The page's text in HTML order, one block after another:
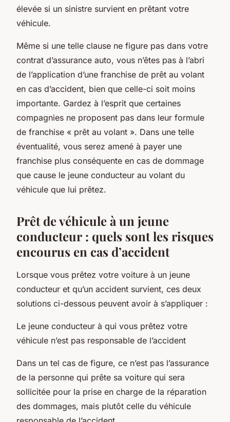
élevée si un sinistre survient en prêtant votre
véhicule.
Même si une telle clause ne figure pas dans votre
contrat d’assurance auto, vous n’êtes pas à l’abri
de l’application d’une franchise de prêt au volant
en cas d’accident, bien que celle-ci soit moins
importante. Gardez à l’esprit que certaines
compagnies ne proposent pas dans leur formule
de franchise « prêt au volant ». Dans une telle
éventualité, vous serez amené à payer une
franchise plus conséquente en cas de dommage
que cause le jeune conducteur au volant du
véhicule que lui prêtez.
Prêt de véhicule à un jeune
conducteur : quels sont les risques
encourus en cas d’accident
Lorsque vous prêtez votre voiture à un jeune
conducteur et qu’un accident survient, ces deux
solutions ci-dessous peuvent avoir à s’appliquer :
Le jeune conducteur à qui vous prêtez votre
véhicule n’est pas responsable de l’accident
Dans un tel cas de figure, ce n’est pas l’assurance
de la personne qui prête sa voiture qui sera
sollicitée pour la prise en charge de la réparation
des dommages, mais plutôt celle du véhicule